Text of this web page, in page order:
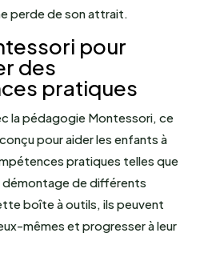
perde de son attrait.
pour
des
pratiques
la pédagogie Montessori, ce
pour aider les enfants à
pratiques telles que
démontage de différents
boîte à outils, ils peuvent
mêmes et progresser à leur